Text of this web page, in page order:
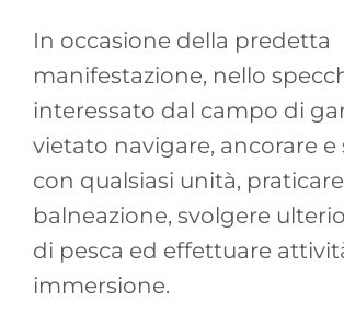
In occasione della predetta
manifestazione, nello
interessato dal campo di
vietato navigare, ancorare e
con qualsiasi unità,
balneazione, svolgere
di pesca ed effettuare
immersione.